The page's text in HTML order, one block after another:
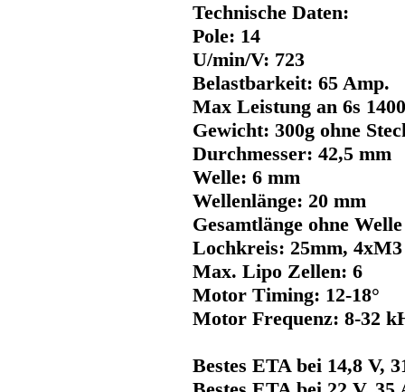
Technische Daten:
Pole: 14
U/min/V: 723
Belastbarkeit: 65 Amp.
Max Leistung an 6s
Gewicht: 300g ohne
Durchmesser: 42,5 mm
Welle: 6 mm
Wellenlänge: 20 mm
Gesamtlänge ohne
Lochkreis: 25mm, 4xM3
Max. Lipo Zellen: 6
Motor Timing: 12-18°
Motor Frequenz: 8-32
Bestes ETA bei 14,8 V,